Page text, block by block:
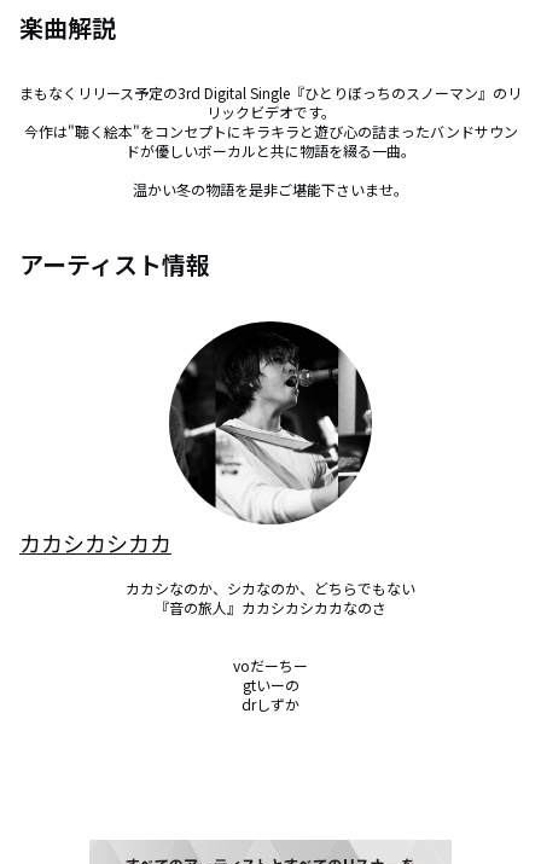
楽曲解説
まもなくリリース予定の3rd Digital Single『ひとりぼっちのスノーマン』のリ
リックビデオです。
今作は"聴く絵本"をコンセプトにキラキラと遊び心の詰まったバンドサウン
ドが優しいボーカルと共に物語を綴る一曲。
温かい冬の物語を是非ご堪能下さいませ。
アーティスト情報
カカシカシカカ
カカシなのか、シカなのか、どちらでもない
『音の旅人』カカシカシカカなのさ
voだーちー
gtいーの
drしずか